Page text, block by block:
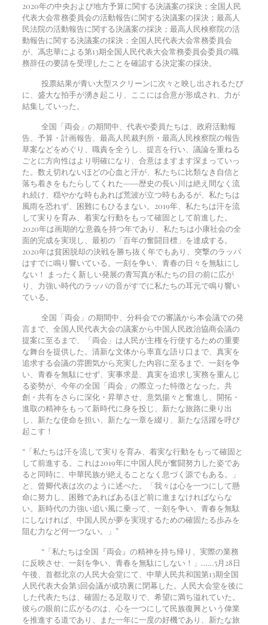
2020年の中央および地方予算に関する決議案の採決；全国人民
代表大会常務委員会の活動報告に関する決議案の採決；最高人
民法院の活動報告に関する決議案の採決；最高人民検察院の活
動報告に関する決議案の採決；全国人民代表大会常務委員会
が、馮忠華による第13期全国人民代表大会常務委員会委員の職
務辞任の要請を受理したことを確認する決定案の採決。
投票結果が青い大型スクリーンに次々と映し出されるたび
に、盛大な拍手が湧き起こり、ここには合意が形成され、力が
結集していった。
全国「両会」の期間中、代表や委員たちは、政府活動報
告、予算・計画報告、最高人民裁判所・最高人民検察院の報告
草案などをめぐり、職責を全うし、提言を行い、議論を重ねる
ごとに方向性はより明確になり、合意はますます深まっていっ
た。数え切れないほどの心血と汗が、私たちに比類なき自信と
落ち着きをもたらしてくれた――歴史の長い川は絶え間なく流
れ続け、穏やかな時もあれば荒波が立つ時もあるが、私たちは
風雨を恐れず、困難にもひるまない。2019年、私たちは汗を流
して実りを育み、着実な行動をもって確固として前進した。
2020年は画期的な意義を持つ年であり、私たちは小康社会の全
面的完成を実現し、最初の「百年の奮闘目標」を達成する。
2020年は貧困脱却の決戦を勝ち抜く年でもあり、突撃のラッパ
はすでに鳴り響いている。一刻を争い、青春の日々を無駄にし
ない！ まったく新しい発展の青写真が私たちの目の前に広が
り、力強い時代のラッパの音がすでに私たちの耳元で鳴り響い
ている。
全国「両会」の期間中、分科会での審議から本会議での発
言まで、全国人民代表大会の議案から中国人民政治協商会議の
提案に至るまで、「両会」は人民が主権を行使するための重要
な舞台を提供した。清新な文体から率直な語り口まで、真実を
追求する会議の雰囲気から充実した内容に至るまで、一刻を争
い、青春を無駄にせず、実事求是、真実を追求し実務を重んじ
る姿勢が、今年の全国「両会」の際立った特徴となった。共
創・共有をさらに深化・昇華させ、意気揚々と奮進し、開拓・
進取の精神をもって新時代に身を投じ、新たな旅路に乗り出
し、新たな使命を担い、新たな一章を綴り、新たな活躍を呼び
起こす！
“「私たちは汗を流して実りを育み、着実な行動をもって確固と
して前進する。これは2019年に中国人民が奮闘努力した姿であ
ると同時に、中華民族が絶えることなく息づく源でもある。」
と、曾卿代表は次のように述べた。「我々は心を一つにして懸
命に努力し、困難であればあるほど前に進まなければならな
い。新時代の力強い追い風に乗って、一刻を争い、青春を無駄
にしなければ、中国人民が夢を実現するための確固たる歩みを
阻む力など何一つない。」”
“「私たちは全国『両会』の精神を持ち帰り、実際の業務
に反映させ、一刻を争い、青春を無駄にしない！」……5月28日
午後、首都北京の人民大会堂にて、中華人民共和国第13期全国
人民代表大会第3回会議が成功裏に閉幕した。人民大会堂を後に
した代表たちは、確固たる足取りで、希望に満ち溢れていた。
彼らの眼前に広がるのは、心を一つにして民族復興という偉業
を推進する道であり、また一年に一度の好機であり、新たな旅